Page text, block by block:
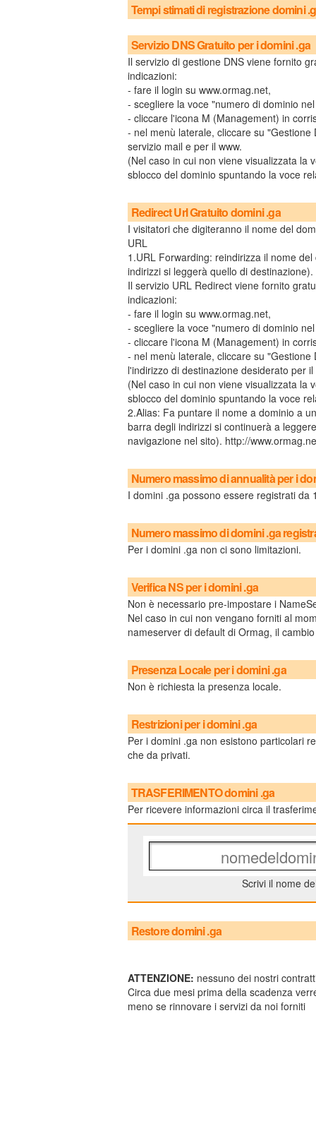
Tempi stimati di registrazione domini
Servizio DNS Gratuito per i domini .ga
Il servizio di gestione DNS viene fornito
indicazioni:
- fare il login su www.ormag.net,
- scegliere la voce "numero di dominio
- cliccare l'icona M (Management) in
- nel menù laterale, cliccare su
servizio mail e per il www.
(Nel caso in cui non viene visualizzata la
sblocco del dominio spuntando la voce
Redirect Url Gratuito domini .ga
I visitatori che digiteranno il nome del
URL
1.URL Forwarding: reindirizza il nome
indirizzi si leggerà quello di destinazione).
Il servizio URL Redirect viene fornito
indicazioni:
- fare il login su www.ormag.net,
- scegliere la voce "numero di dominio
- cliccare l'icona M (Management) in
- nel menù laterale, cliccare su
l'indirizzo di destinazione desiderato per
(Nel caso in cui non viene visualizzata la
sblocco del dominio spuntando la voce
2.Alias: Fa puntare il nome a dominio a
barra degli indirizzi si continuerà a
navigazione nel sito). http://
Numero massimo di annualità per i
I domini .ga possono essere registrati da
Numero massimo di domini .ga
Per i domini .ga non ci sono limitazioni.
Verifica NS per i domini .ga
Non è necessario pre-impostare i
Nel caso in cui non vengano forniti al
nameserver di default di Ormag, il
Presenza Locale per i domini .ga
Non è richiesta la presenza locale.
Restrizioni per i domini .ga
Per i domini .ga non esistono particolari
che da privati.
TRASFERIMENTO domini .ga
Per ricevere informazioni circa il
Scrivi il nome
Restore domini .ga
ATTENZIONE: nessuno dei nostri
Circa due mesi prima della scadenza
meno se rinnovare i servizi da noi forniti